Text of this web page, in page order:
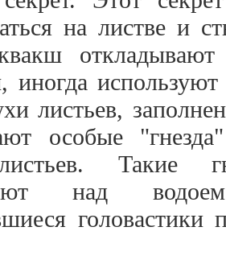
на листве и
иногда используют
листьев,
особые
Такие
над
головастики